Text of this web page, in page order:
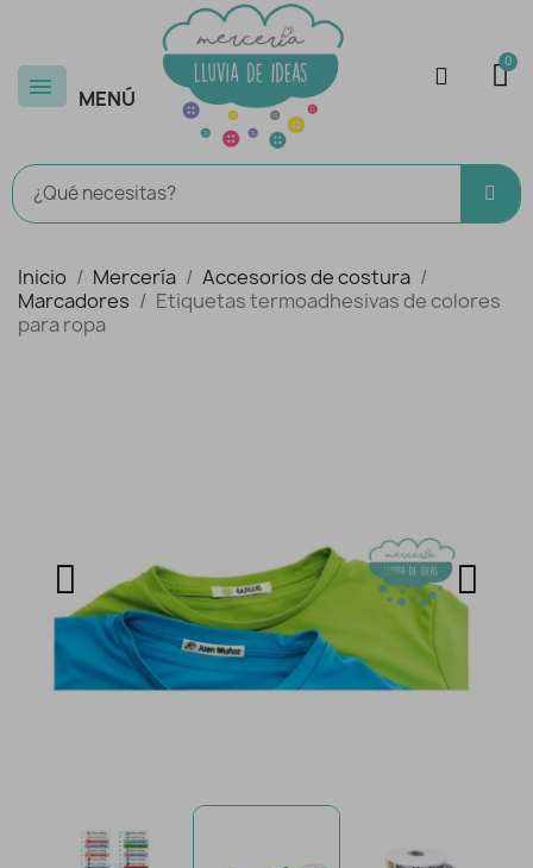
MENÚ
Inicio Mercería
Accesorios de costura
Marcadores
Etiquetas termoadhesivas de colores
para ropa